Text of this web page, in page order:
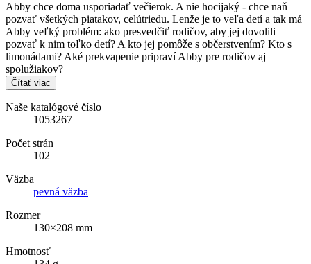
Abby chce doma usporiadať večierok. A nie hocijaký - chce naň
pozvať všetkých piatakov, celútriedu. Lenže je to veľa detí a tak má
Abby veľký problém: ako presvedčiť rodičov, aby jej dovolili
pozvať k nim toľko detí? A kto jej pomôže s občerstvením? Kto s
limonádami? Aké prekvapenie pripraví Abby pre rodičov aj
spolužiakov?
Čítať viac
Naše katalógové číslo
1053267
Počet strán
102
Väzba
pevná väzba
Rozmer
130×208 mm
Hmotnosť